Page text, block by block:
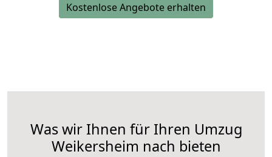
Kostenlose Angebote erhalten
Was wir Ihnen für Ihren Umzug
Weikersheim nach bieten